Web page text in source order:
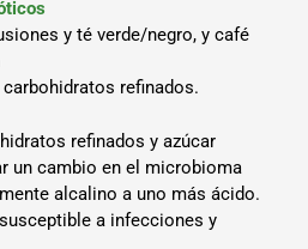
y té verde/negro, y café
carbohidratos refinados.
refinados y azúcar
un cambio en el microbioma
alcalino a uno más ácido.
a infecciones y